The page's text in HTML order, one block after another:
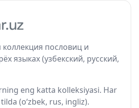
пословиц и
языках (узбекский, русский,
eng katta kolleksiyasi. Har
(o‘zbek, rus, ingliz).